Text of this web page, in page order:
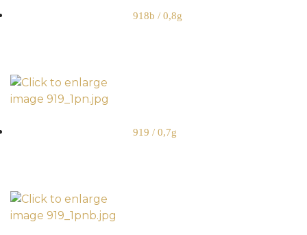
918b / 0,8g
919 / 0,7g